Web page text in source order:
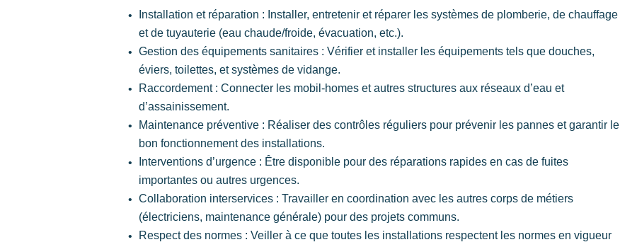
Installation et réparation : Installer, entretenir et réparer les systèmes de plomberie, de chauffage
et de tuyauterie (eau chaude/froide, évacuation, etc.).
Gestion des équipements sanitaires : Vérifier et installer les équipements tels que douches,
éviers, toilettes, et systèmes de vidange.
Raccordement : Connecter les mobil-homes et autres structures aux réseaux d’eau et
d’assainissement.
Maintenance préventive : Réaliser des contrôles réguliers pour prévenir les pannes et garantir le
bon fonctionnement des installations.
Interventions d’urgence : Être disponible pour des réparations rapides en cas de fuites
importantes ou autres urgences.
Collaboration interservices : Travailler en coordination avec les autres corps de métiers
(électriciens, maintenance générale) pour des projets communs.
Respect des normes : Veiller à ce que toutes les installations respectent les normes en vigueur